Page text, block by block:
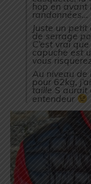
hop en avant
randonnées…
Juste un petit
de serrage
C’est vrai
capuche est
vous
Au niveau de
pour 62kg,
taille S aurait
entendeur